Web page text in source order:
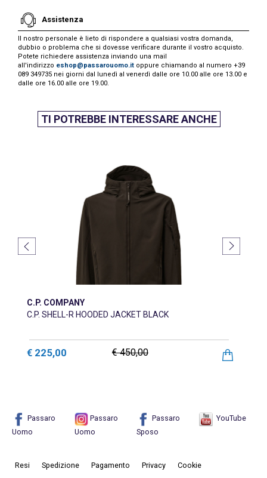
Assistenza
Il nostro personale è lieto di rispondere a qualsiasi vostra domanda,
dubbio o problema che si dovesse verificare durante il vostro acquisto.
Potete richiedere assistenza inviando una mail
all'indirizzo eshop@passarouomo.it oppure chiamando al numero +39
089 349735 nei giorni dal lunedì al venerdì dalle ore 10.00 alle ore 13.00 e
dalle ore 16.00 alle ore 19.00.
TI POTREBBE INTERESSARE ANCHE
C.P. COMPANY
C.P. SHELL-R HOODED JACKET BLACK
€ 225,00 € 450,00
Passaro
Uomo
Passaro
Uomo
Passaro
Sposo
YouTube
Resi Spedizione Pagamento Privacy Cookie